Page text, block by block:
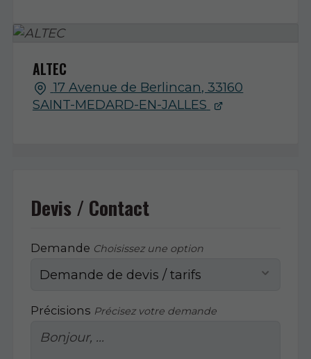
ALTEC
17 Avenue de Berlincan, 33160
SAINT-MEDARD-EN-JALLES
Devis / Contact
Demande Choisissez une option
Précisions Précisez votre demande